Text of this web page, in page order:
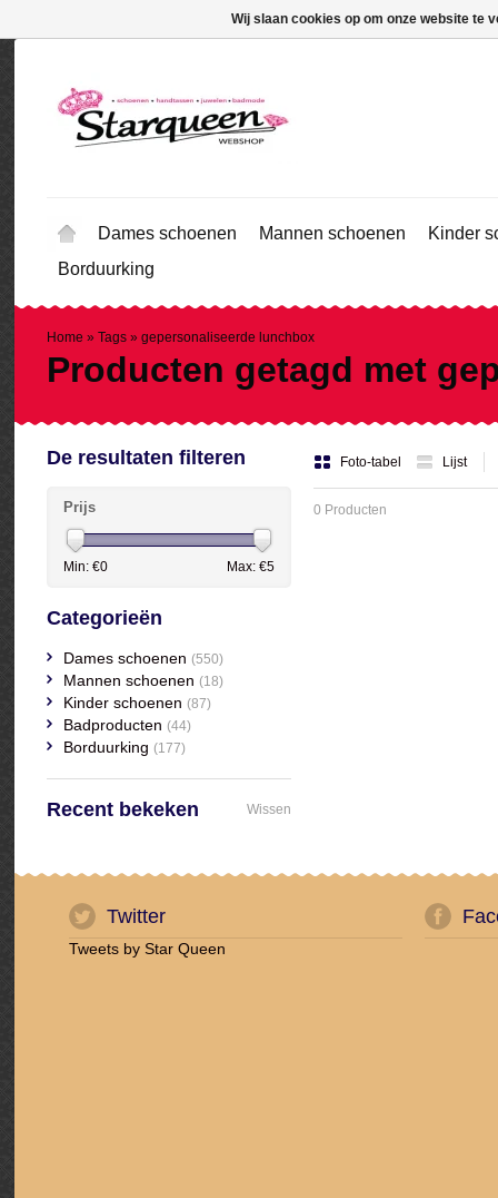
Dames schoenen Mannen schoenen
Kinder
Borduurking
Home » Tags » gepersonaliseerde lunchbox
Producten getagd met
Foto-tabel Lijst
0 Producten
De resultaten filteren
Prijs
Min: €0 Max: €5
Categorieën
Dames schoenen (550)
Mannen schoenen (18)
Kinder schoenen (87)
Badproducten (44)
Borduurking (177)
Recent bekeken Wissen
Twitter
Tweets by Star Queen
Wij slaan cookies op om onze website te